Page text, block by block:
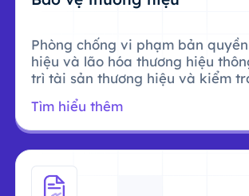
Phòng chống vi phạm bản
hiệu và lão hóa thương hiệu
trì tài sản thương hiệu và kiểm
Tìm hiểu thêm